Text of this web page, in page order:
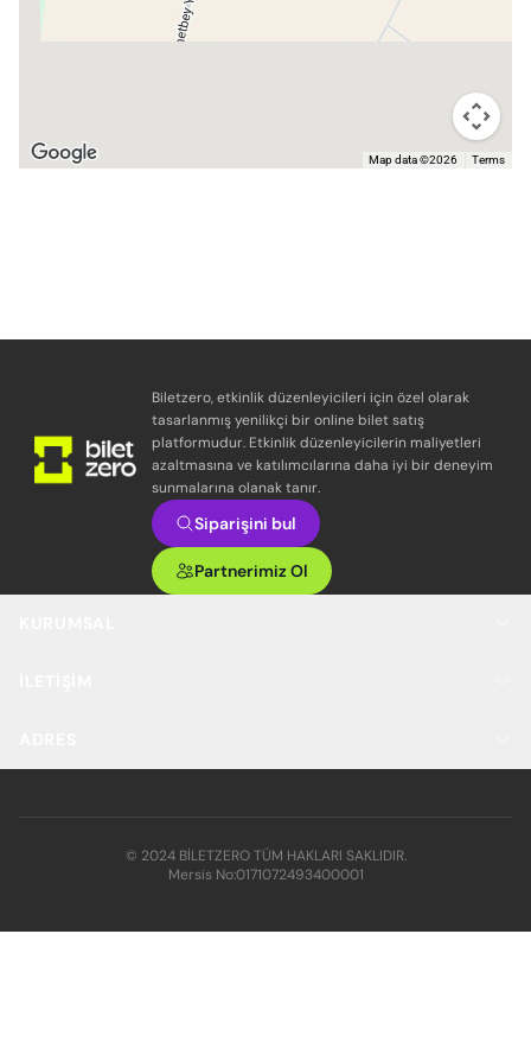
Map data ©2026 Terms
Biletzero, etkinlik düzenleyicileri için özel olarak
tasarlanmış yenilikçi bir online bilet satış
platformudur. Etkinlik düzenleyicilerin maliyetleri
azaltmasına ve katılımcılarına daha iyi bir deneyim
sunmalarına olanak tanır.
Siparişini bul
Partnerimiz Ol
© 2024 BİLETZERO TÜM HAKLARI SAKLIDIR.
Mersis No:0171072493400001